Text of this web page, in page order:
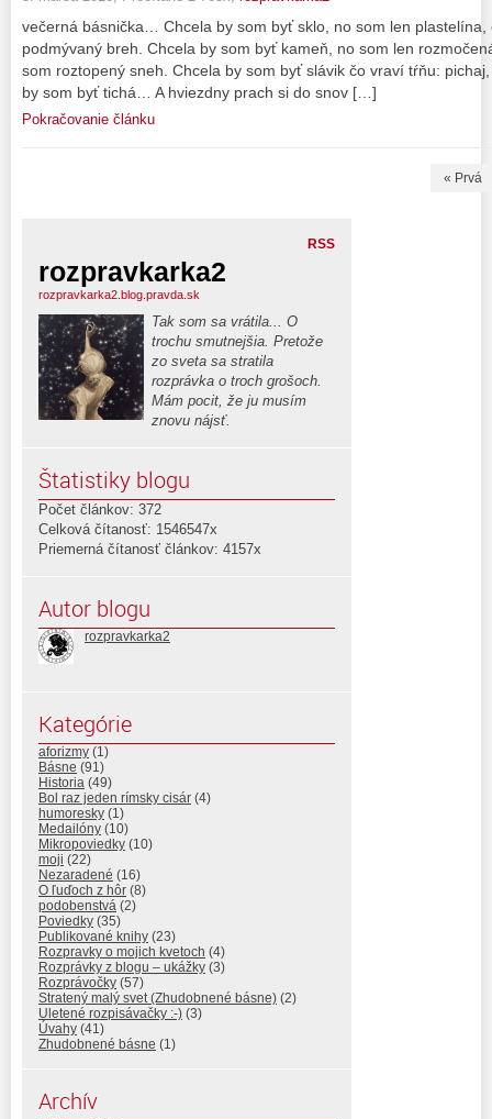
večerná básnička… Chcela by som byť sklo, no som len
podmývaný breh. Chcela by som byť kameň, no som len
som roztopený sneh. Chcela by som byť slávik čo vraví tŕňu:
by som byť tichá… A hviezdny prach si do snov […]
Pokračovanie článku
« Prvá
RSS
rozpravkarka2
rozpravkarka2.blog.pravda.sk
Tak som sa vrátila... O
trochu smutnejšia. Pretože
zo sveta sa stratila
rozprávka o troch grošoch.
Mám pocit, že ju musím
znovu nájsť.
Štatistiky blogu
Počet článkov: 372
Celková čítanosť: 1546547x
Priemerná čítanosť článkov: 4157x
Autor blogu
rozpravkarka2
Kategórie
aforizmy (1)
Básne (91)
Historia (49)
Bol raz jeden rímsky cisár (4)
humoresky (1)
Medailóny (10)
Mikropoviedky (10)
moji (22)
Nezaradené (16)
O ľuďoch z hôr (8)
podobenstvá (2)
Poviedky (35)
Publikované knihy (23)
Rozpravky o mojich kvetoch (4)
Rozprávky z blogu – ukážky (3)
Rozprávočky (57)
Stratený malý svet (Zhudobnené básne) (2)
Uletené rozpisávačky :-) (3)
Úvahy (41)
Zhudobnené básne (1)
Archív